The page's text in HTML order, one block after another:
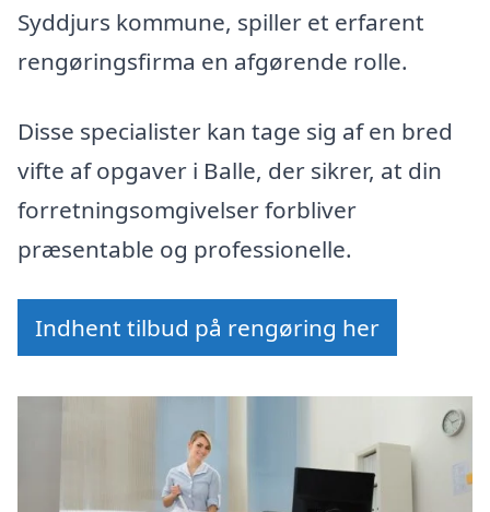
Syddjurs kommune, spiller et erfarent
rengøringsfirma en afgørende rolle.
Disse specialister kan tage sig af en bred
vifte af opgaver i Balle, der sikrer, at din
forretningsomgivelser forbliver
præsentable og professionelle.
Indhent tilbud på rengøring her